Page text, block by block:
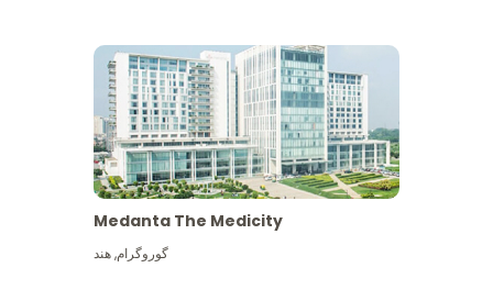
Medanta The Medicity
گوروگرام,هند